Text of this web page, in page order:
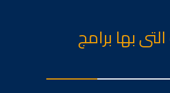
بها برامج